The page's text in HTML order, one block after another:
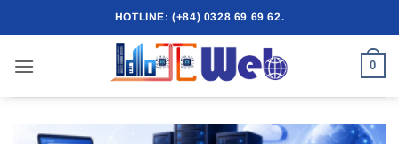
qua
dung
HOTLINE: (+84) 0328 69 69 62.
0